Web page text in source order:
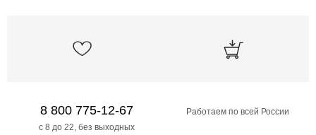
8 800 775-12-67
с 8 до 22, без выходных
Работаем по всей России